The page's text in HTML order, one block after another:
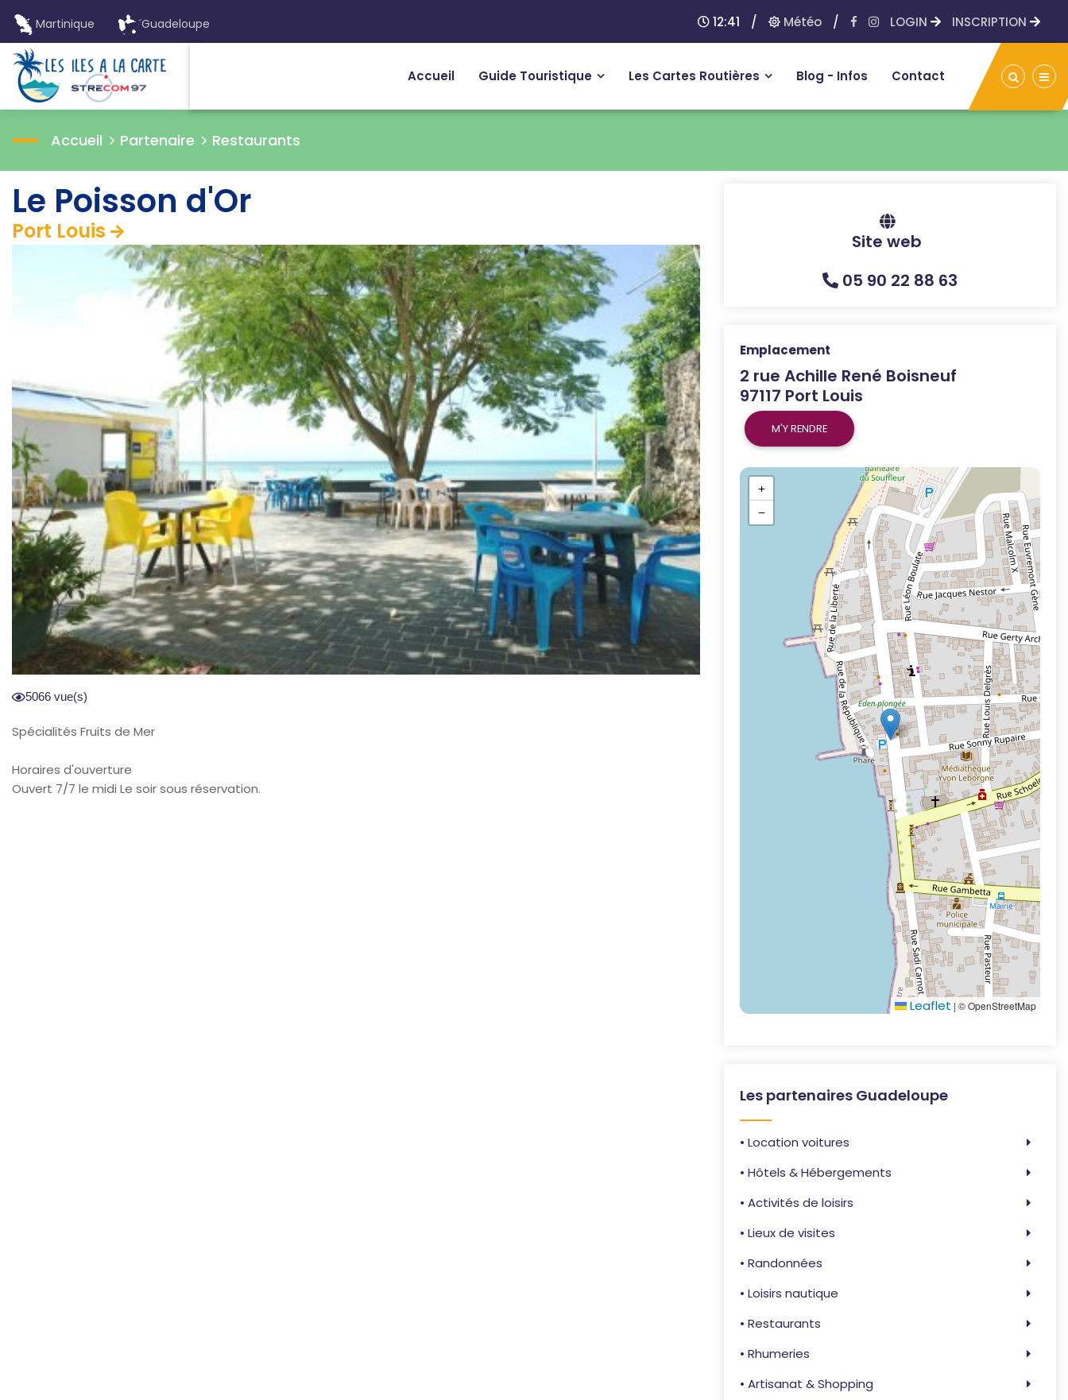
Martinique Guadeloupe 12:41 / Météo / LOGIN INSCRIPTION
Accueil Guide Touristique Les Cartes Routières Blog - Infos Contact
Accueil Partenaire Restaurants
Le Poisson d'Or
Port Louis
5066 vue(s)
Spécialités Fruits de Mer
Horaires d'ouverture
Ouvert 7/7 le midi Le soir sous réservation.
Site web
05 90 22 88 63
Emplacement
2 rue Achille René Boisneuf
97117 Port Louis
M'Y RENDRE
+
−
Leaflet | © OpenStreetMap
Les partenaires Guadeloupe
• Location voitures
• Hôtels & Hébergements
• Activités de loisirs
• Lieux de visites
• Randonnées
• Loisirs nautique
• Restaurants
• Rhumeries
• Artisanat & Shopping